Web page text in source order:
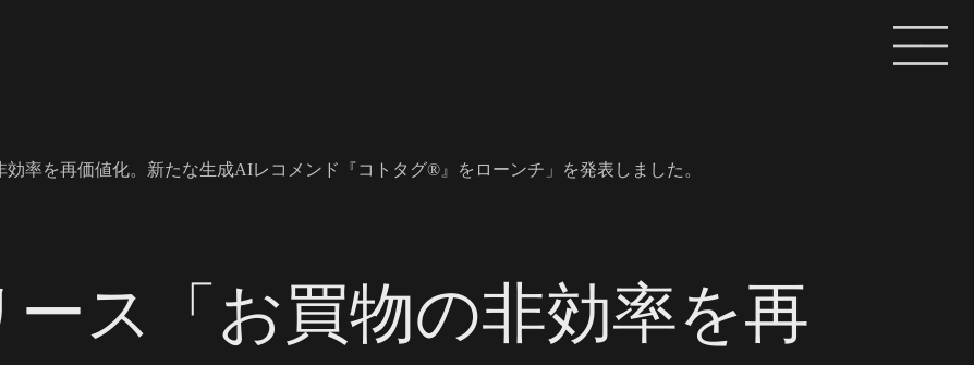
率を再価値化。新たな生成AIレコメンド『コトタグ®』をローンチ」を発表しました。
ス「お買物の非効率を再